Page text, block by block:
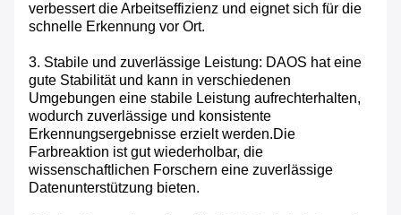
verbessert die Arbeitseffizienz und eignet sich für die
schnelle Erkennung vor Ort.
3. Stabile und zuverlässige Leistung: DAOS hat eine
gute Stabilität und kann in verschiedenen
Umgebungen eine stabile Leistung aufrechterhalten,
wodurch zuverlässige und konsistente
Erkennungsergebnisse erzielt werden.Die
Farbreaktion ist gut wiederholbar, die
wissenschaftlichen Forschern eine zuverlässige
Datenunterstützung bieten.